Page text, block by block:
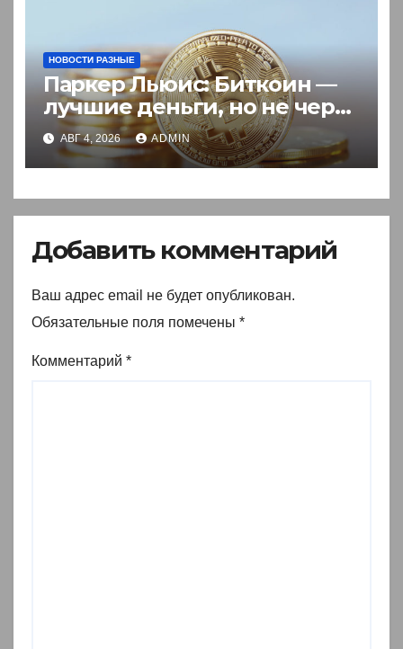
НОВОСТИ РАЗНЫЕ
Паркер Льюис: Биткоин —
лучшие деньги, но не через
акции
АВГ 4, 2026 ADMIN
Добавить комментарий
Ваш адрес email не будет опубликован.
Обязательные поля помечены *
Комментарий *